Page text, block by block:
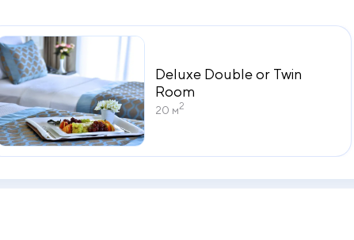
Deluxe Double or Twin
Room
20 м2